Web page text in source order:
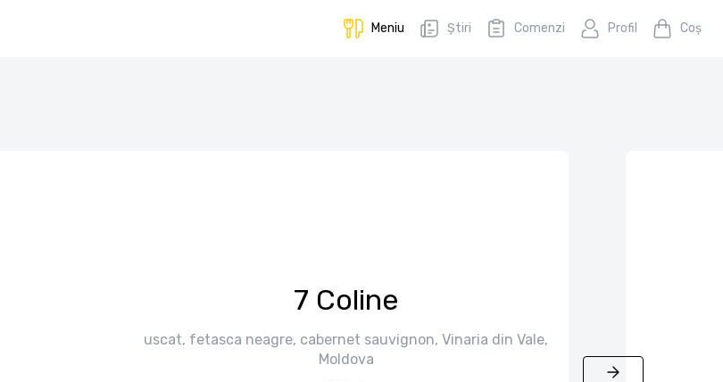
Meniu Știri Comenzi Profil Coş
7 Coline
uscat, fetasca neagre, cabernet sauvignon, Vinaria din Vale,
Moldova